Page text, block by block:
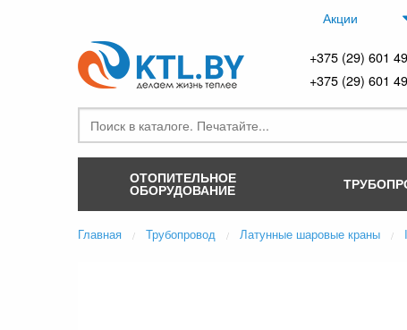
Акции
+375 (29) 601
+375 (29) 601
ОТОПИТЕЛЬНОЕ
ОБОРУДОВАНИЕ
Главная Трубопровод Латунные шаровые краны